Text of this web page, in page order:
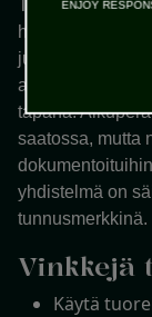
Tämä ikoninen
hotellin Long
juoma, jota
aikaan
tapana.
saatossa, mutta
yhdistelmä on
tunnusmerkkinä.
Vinkkejä
Käytä
ENJOY